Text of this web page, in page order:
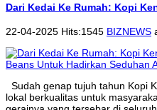
Dari Kedai Ke Rumah: Kopi
22-04-2025 Hits:1545 BIZNEWS
Sudah genap tujuh tahun Kopi
lokal berkualitas untuk